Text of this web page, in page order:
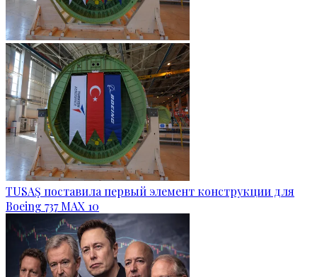
TUSAŞ поставила первый элемент конструкции для
Boeing 737 MAX 10